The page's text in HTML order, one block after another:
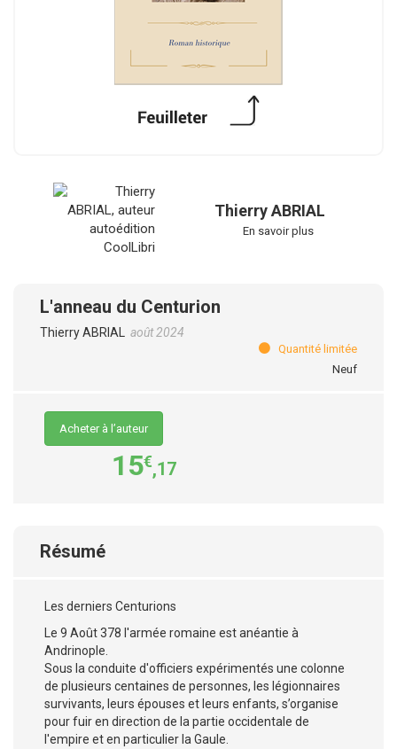
Thierry ABRIAL
En savoir plus
L'anneau du Centurion
Thierry ABRIAL août 2024
Quantité limitée
Neuf
Acheter à l’auteur
15€,17
Résumé
Les derniers Centurions
Le 9 Août 378 l'armée romaine est anéantie à
Andrinople.
Sous la conduite d'officiers expérimentés une colonne
de plusieurs centaines de personnes, les légionnaires
survivants, leurs épouses et leurs enfants, s’organise
pour fuir en direction de la partie occidentale de
l'empire et en particulier la Gaule.